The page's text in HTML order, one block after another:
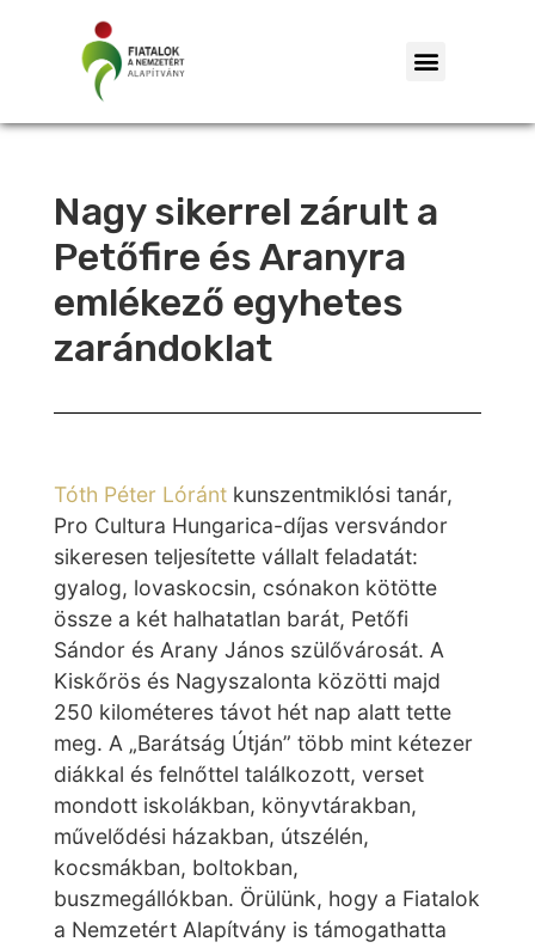
Nagy sikerrel zárult a
Petőfire és Aranyra
emlékező egyhetes
zarándoklat
Tóth Péter Lóránt kunszentmiklósi tanár,
Pro Cultura Hungarica-díjas versvándor
sikeresen teljesítette vállalt feladatát:
gyalog, lovaskocsin, csónakon kötötte
össze a két halhatatlan barát, Petőfi
Sándor és Arany János szülővárosát. A
Kiskőrös és Nagyszalonta közötti majd
250 kilométeres távot hét nap alatt tette
meg. A „Barátság Útján” több mint kétezer
diákkal és felnőttel találkozott, verset
mondott iskolákban, könyvtárakban,
művelődési házakban, útszélén,
kocsmákban, boltokban,
buszmegállókban. Örülünk, hogy a Fiatalok
a Nemzetért Alapítvány is támogathatta